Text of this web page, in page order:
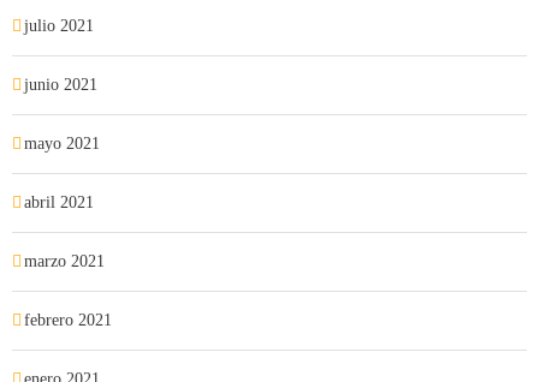
julio 2021
junio 2021
mayo 2021
abril 2021
marzo 2021
febrero 2021